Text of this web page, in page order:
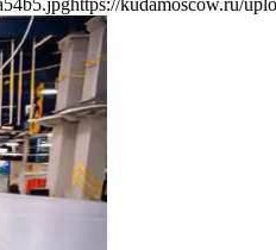
https://kudamoscow.ru/